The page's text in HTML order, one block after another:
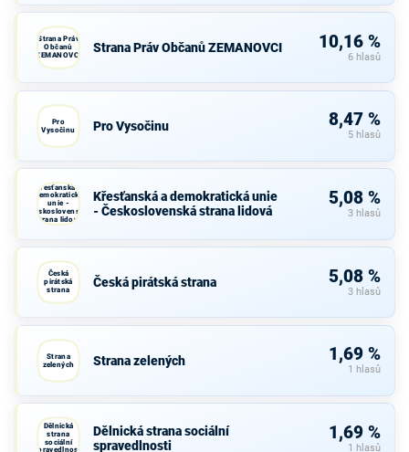
Strana Práv
Občanů
ZEMANOVCI
Strana Práv Občanů ZEMANOVCI 10,16 %
6 hlasů
Pro
Vysočinu
Pro Vysočinu 8,47 %
5 hlasů
Křesťanská a
demokratická
unie -
Československá
strana lidová
Křesťanská a demokratická unie
- Československá strana lidová
5,08 %
3 hlasů
Česká
pirátská
strana
Česká pirátská strana 5,08 %
3 hlasů
Strana
zelených
Strana zelených 1,69 %
1 hlasů
Dělnická
strana
sociální
spravedlnosti
Dělnická strana sociální
spravedlnosti
1,69 %
1 hlasů